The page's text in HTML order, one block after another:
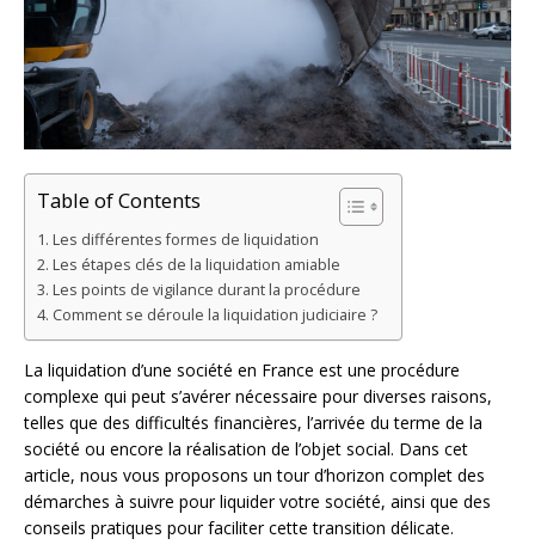
Table of Contents
Les différentes formes de liquidation
Les étapes clés de la liquidation amiable
Les points de vigilance durant la procédure
Comment se déroule la liquidation judiciaire ?
La liquidation d’une société en France est une procédure
complexe qui peut s’avérer nécessaire pour diverses raisons,
telles que des difficultés financières, l’arrivée du terme de la
société ou encore la réalisation de l’objet social. Dans cet
article, nous vous proposons un tour d’horizon complet des
démarches à suivre pour liquider votre société, ainsi que des
conseils pratiques pour faciliter cette transition délicate.